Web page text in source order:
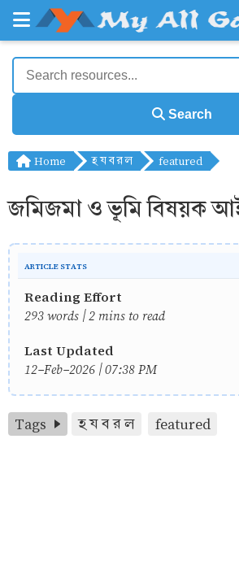
Search
Home হ য ব র ল featured
জমিজমা ও ভূমি বিষয়ক
ARTICLE STATS
Reading Effort
293 words | 2 mins to read
Last Updated
12-Feb-2026 | 07:38 PM
Tags হ য ব র ল featured